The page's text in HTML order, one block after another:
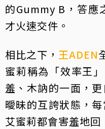
的Gummy B，答應
才火速交件。
相比之下， 王ADEN
蜜莉稱為「效率王
羞、木訥的一面，
曖昧的互誇狀態，
艾蜜莉都會害羞地回